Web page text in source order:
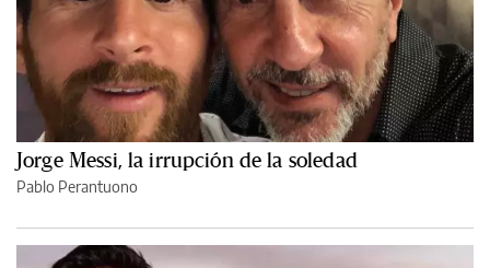
Jorge Messi, la irrupción de la soledad
Pablo Perantuono